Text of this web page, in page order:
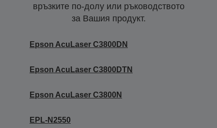
връзките по-долу или ръководството
за Вашия продукт.
Epson AcuLaser C3800DN
Epson AcuLaser C3800DTN
Epson AcuLaser C3800N
EPL-N2550